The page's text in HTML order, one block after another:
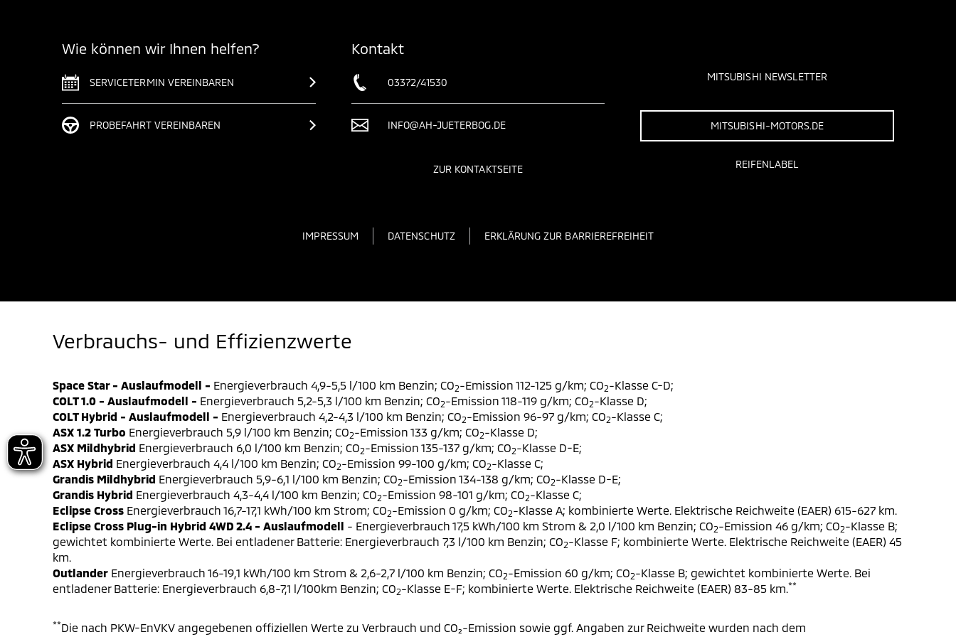
Wie können wir Ihnen helfen?
SERVICETERMIN VEREINBAREN
PROBEFAHRT VEREINBAREN
Kontakt
03372/41530
INFO@AH-JUETERBOG.DE
ZUR KONTAKTSEITE
MITSUBISHI NEWSLETTER
MITSUBISHI-MOTORS.DE
REIFENLABEL
IMPRESSUM DATENSCHUTZ ERKLÄRUNG ZUR BARRIEREFREIHEIT
Verbrauchs- und Effizienzwerte
Space Star - Auslaufmodell - Energieverbrauch 4,9-5,5 l/100 km Benzin; CO2-Emission 112-125 g/km; CO2-Klasse C-D;
COLT 1.0 - Auslaufmodell - Energieverbrauch 5,2-5,3 l/100 km Benzin; CO2-Emission 118-119 g/km; CO2-Klasse D;
COLT Hybrid - Auslaufmodell - Energieverbrauch 4,2-4,3 l/100 km Benzin; CO2-Emission 96-97 g/km; CO2-Klasse C;
ASX 1.2 Turbo Energieverbrauch 5,9 l/100 km Benzin; CO2-Emission 133 g/km; CO2-Klasse D;
ASX Mildhybrid Energieverbrauch 6,0 l/100 km Benzin; CO2-Emission 135-137 g/km; CO2-Klasse D-E;
ASX Hybrid Energieverbrauch 4,4 l/100 km Benzin; CO2-Emission 99-100 g/km; CO2-Klasse C;
Grandis Mildhybrid Energieverbrauch 5,9-6,1 l/100 km Benzin; CO2-Emission 134-138 g/km; CO2-Klasse D-E;
Grandis Hybrid Energieverbrauch 4,3-4,4 l/100 km Benzin; CO2-Emission 98-101 g/km; CO2-Klasse C;
Eclipse Cross Energieverbrauch 16,7-17,1 kWh/100 km Strom; CO2-Emission 0 g/km; CO2-Klasse A; kombinierte Werte. Elektrische Reichweite (EAER) 615-627 km.
Eclipse Cross Plug-in Hybrid 4WD 2.4 - Auslaufmodell - Energieverbrauch 17,5 kWh/100 km Strom & 2,0 l/100 km Benzin; CO2-Emission 46 g/km; CO2-Klasse B;
gewichtet kombinierte Werte. Bei entladener Batterie: Energieverbrauch 7,3 l/100 km Benzin; CO2-Klasse F; kombinierte Werte. Elektrische Reichweite (EAER) 45
km.
Outlander Energieverbrauch 16-19,1 kWh/100 km Strom & 2,6-2,7 l/100 km Benzin; CO2-Emission 60 g/km; CO2-Klasse B; gewichtet kombinierte Werte. Bei
entladener Batterie: Energieverbrauch 6,8-7,1 l/100km Benzin; CO2-Klasse E-F; kombinierte Werte. Elektrische Reichweite (EAER) 83-85 km.**
**Die nach PKW-EnVKV angegebenen offiziellen Werte zu Verbrauch und CO₂-Emission sowie ggf. Angaben zur Reichweite wurden nach dem